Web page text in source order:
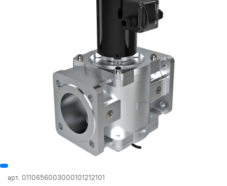
арт. 0110656003000101212101